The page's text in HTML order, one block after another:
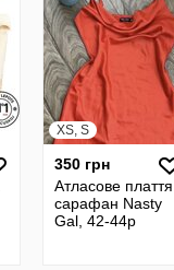
XS, S
350 грн
Атласове плаття
сарафан Nasty
Gal, 42-44p